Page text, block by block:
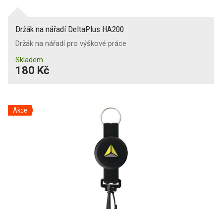
Držák na nářadí DeltaPlus HA200
Držák na nářadí pro výškové práce
Skladem
180 Kč
Akce